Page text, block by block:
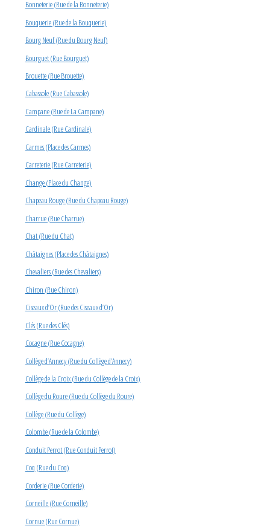
Bonneterie (Rue de la Bonneterie)
Bouquerie (Rue de la Bouquerie)
Bourg Neuf (Rue du Bourg Neuf)
Bourguet (Rue Bourguet)
Brouette (Rue Brouette)
Cabassole (Rue Cabassole)
Campane (Rue de La Campane)
Cardinale (Rue Cardinale)
Carmes (Place des Carmes)
Carreterie (Rue Carreterie)
Change (Place du Change)
Chapeau Rouge (Rue du Chapeau Rouge)
Charrue (Rue Charrue)
Chat (Rue du Chat)
Châtaignes (Place des Châtaignes)
Chevaliers (Rue des Chevaliers)
Chiron (Rue Chiron)
Ciseaux d’Or (Rue des Ciseaux d’Or)
Clés (Rue des Clés)
Cocagne (Rue Cocagne)
Collège d’Annecy (Rue du Collège d’Annecy)
Collège de la Croix (Rue du Collège de la Croix)
Collège du Roure (Rue du Collège du Roure)
Collège (Rue du Collège)
Colombe (Rue de la Colombe)
Conduit Perrot (Rue Conduit Perrot)
Coq (Rue du Coq)
Corderie (Rue Corderie)
Corneille (Rue Corneille)
Cornue (Rue Cornue)